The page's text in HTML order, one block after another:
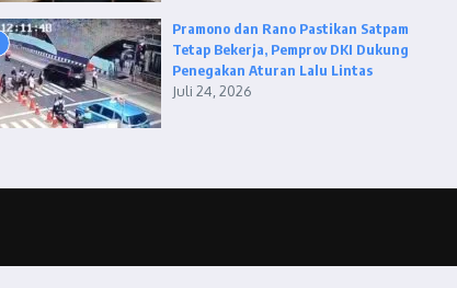
Pramono dan Rano Pastikan Satpam
Tetap Bekerja, Pemprov DKI Dukung
Penegakan Aturan Lalu Lintas
Juli 24, 2026